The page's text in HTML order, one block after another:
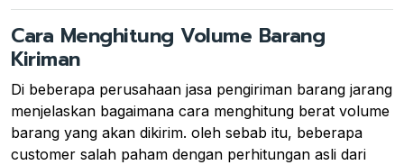
Cara Menghitung Volume Barang
Kiriman
Di beberapa perusahaan jasa pengiriman barang jarang
menjelaskan bagaimana cara menghitung berat volume
barang yang akan dikirim. oleh sebab itu, beberapa
customer salah paham dengan perhitungan asli dari